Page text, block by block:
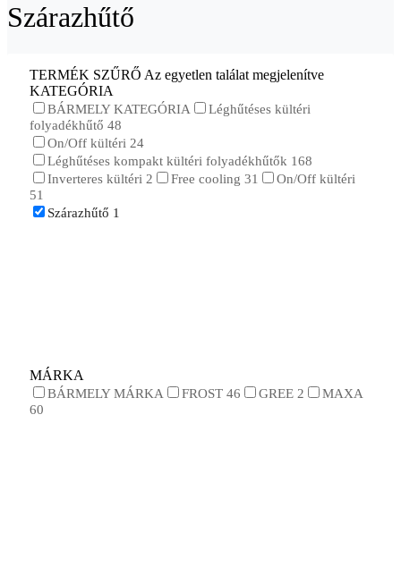
Szárazhűtő
TERMÉK SZŰRŐ Az egyetlen találat megjelenítve
KATEGÓRIA
BÁRMELY KATEGÓRIA
Léghűtéses kültéri
folyadékhűtő 48
On/Off kültéri 24
Léghűtéses kompakt kültéri folyadékhűtők 168
Inverteres kültéri 2 Free cooling 31
On/Off kültéri
51
Szárazhűtő 1
MÁRKA
BÁRMELY MÁRKA FROST 46 GREE 2
MAXA
60